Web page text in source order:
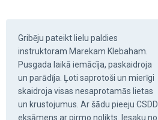
Gribēju pateikt lielu paldies
instruktoram Marekam Klebaham.
Pusgada laikā iemācīja, paskaidroja
un parādīja. Ļoti saprotoši un mierīgi
skaidroja visas nesaprotamās lietas
un krustojumus. Ar šādu pieeju CSDD
eksāmens ar pirmo nolikts. Iesaku no